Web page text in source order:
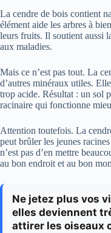
La cendre de bois contient
élément aide les arbres à
leurs fruits. Il soutient aussi
aux maladies.
Mais ce n’est pas tout. La
d’autres minéraux utiles.
trop acide. Résultat : un sol
racinaire qui fonctionne
Attention toutefois. La
peut brûler les jeunes
n’est pas d’en mettre
au bon endroit et au bon
Ne jetez plus vos
elles deviennent
attirer les oiseaux